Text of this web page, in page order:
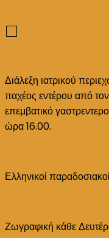
Διάλεξη ιατρικού
παχέος εντέρου από τον
επεμβατικό
ώρα 16.00.
Ελληνικοί
Ζωγραφική κάθε